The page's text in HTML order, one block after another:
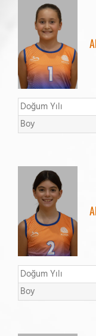
Doğum Yılı
Boy
Doğum Yılı
Boy